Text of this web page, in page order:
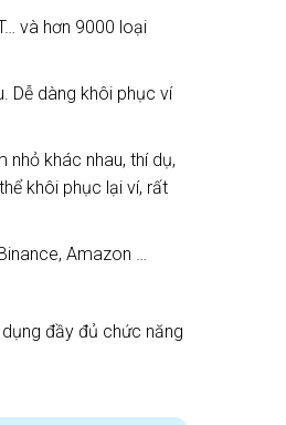
và hơn 9000 loại
Dễ dàng khôi phục ví
nhỏ khác nhau, thí dụ,
khôi phục lại ví, rất
Amazon …
đầy đủ chức năng